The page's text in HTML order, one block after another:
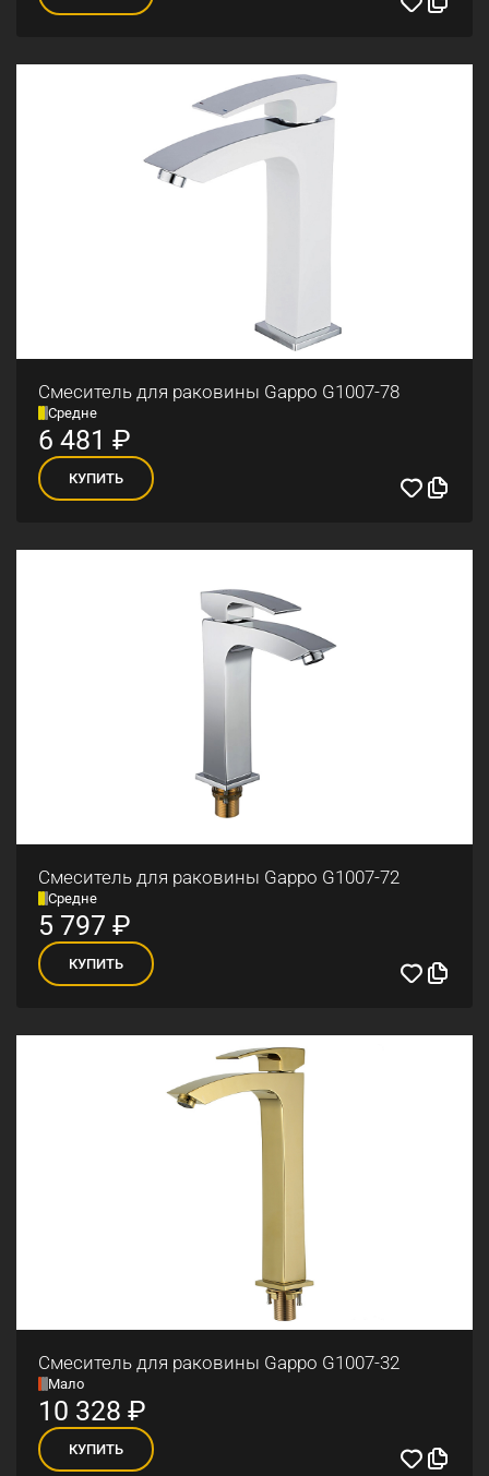
Смеситель для раковины Gappo G1007-78
Средне
6 481 ₽
КУПИТЬ
Смеситель для раковины Gappo G1007-72
Средне
5 797 ₽
КУПИТЬ
Смеситель для раковины Gappo G1007-32
Мало
10 328 ₽
КУПИТЬ